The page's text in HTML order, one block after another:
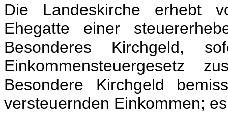
Die Landeskirche erhebt
Ehegatte einer
Besonderes Kirchgeld,
Einkommensteuergesetz
Besondere Kirchgeld
versteuernden Einkommen;